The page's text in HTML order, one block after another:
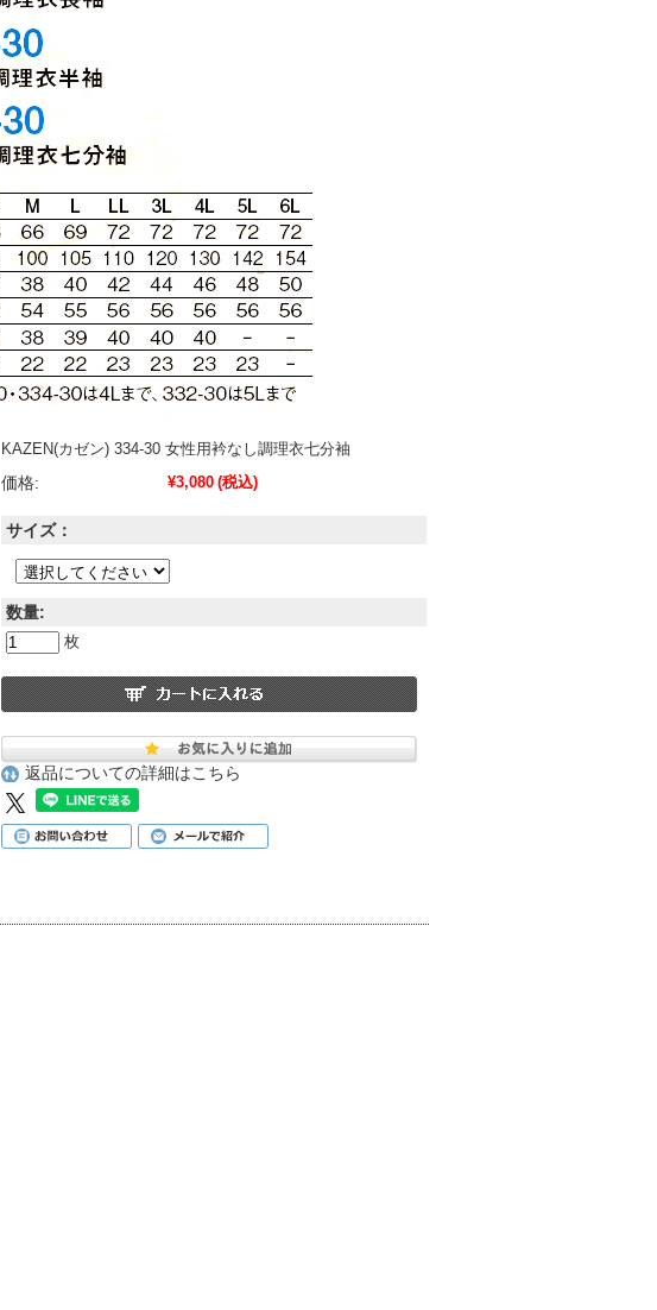
KAZEN(カゼン) 334-30 女性用衿なし調理衣七分袖
価格: ¥3,080 (税込)
サイズ：
数量:
枚
返品についての詳細はこちら